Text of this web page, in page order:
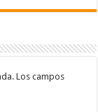
Los campos